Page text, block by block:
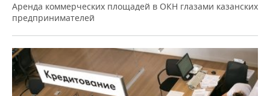
Аренда коммерческих площадей в ОКН глазами казанских
предпринимателей